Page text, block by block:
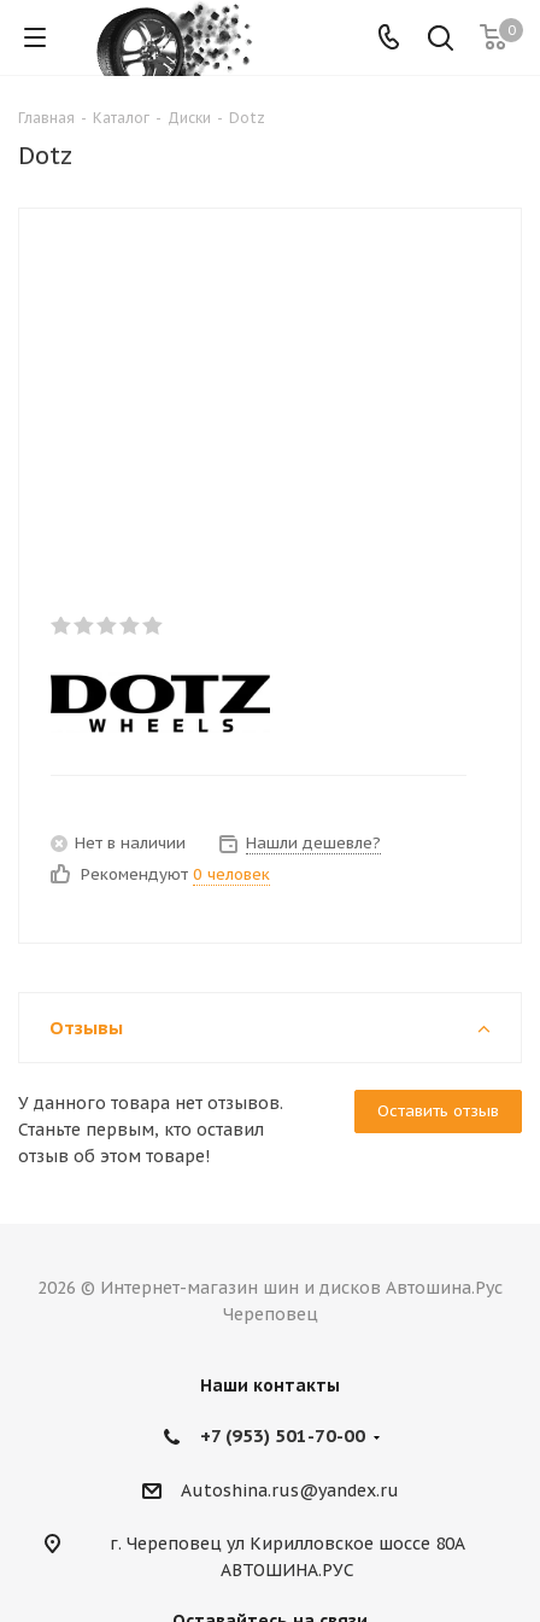
0
Главная - Каталог - Диски - Dotz
Dotz
Нет в наличии
Нашли дешевле?
Рекомендуют 0 человек
Отзывы
Оставить отзыв
У данного товара нет отзывов.
Станьте первым, кто оставил
отзыв об этом товаре!
2026 © Интернет-магазин шин и дисков Автошина.Рус
Череповец
Наши контакты
+7 (953) 501-70-00
Autoshina.rus@yandex.ru
г. Череповец ул Кирилловское шоссе 80А
АВТОШИНА.РУС